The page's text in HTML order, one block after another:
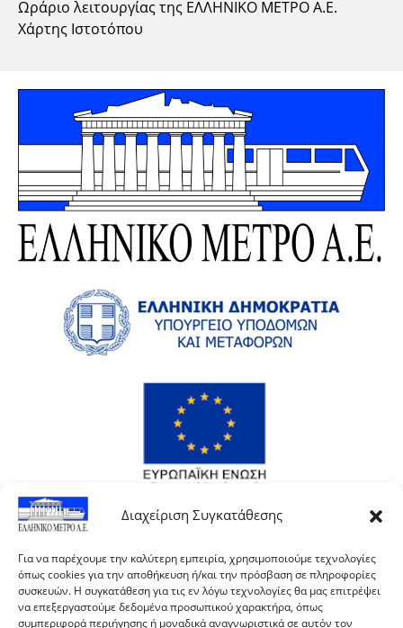
Διαχείριση Συγκατάθεσης
Για να παρέχουμε την καλύτερη εμπειρία, χρησιμοποιούμε τεχνολογίες
όπως cookies για την αποθήκευση ή/και την πρόσβαση σε πληροφορίες
συσκευών. Η συγκατάθεση για τις εν λόγω τεχνολογίες θα μας επιτρέψει
να επεξεργαστούμε δεδομένα προσωπικού χαρακτήρα, όπως
συμπεριφορά περιήγησης ή μοναδικά αναγνωριστικά σε αυτόν τον
Ωράριο λειτουργίας της ΕΛΛΗΝΙΚΟ ΜΕΤΡΟ Α.Ε.
Χάρτης Ιστοτόπου